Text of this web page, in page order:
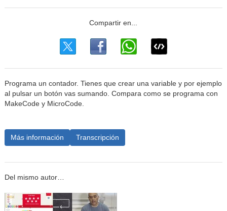
Programa un contador. Tienes que crear una variable y por ejemplo
al pulsar un botón vas sumando. Compara como se programa con
MakeCode y MicroCode.
Más información Transcripción
Del mismo autor…